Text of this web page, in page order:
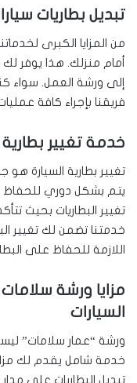
تبديل بطاريات
من المزايا الكبرى
أمام منزلك. هذا يوفر
إلى ورشة العمل. سواء
فريقنا بإجراء كافة
خدمة تغيير بطارية
تغيير بطارية السيارة
يتم بشكل دوري للحفاظ
تغيير البطاريات بحيث
خدمتنا تضمن لك تغيير
اللازمة للحفاظ على
مزايا ورشة
السيارات
ورشة “عمار سلامات”
خدمة شامل يقدم لك
تبديل البطاريات على